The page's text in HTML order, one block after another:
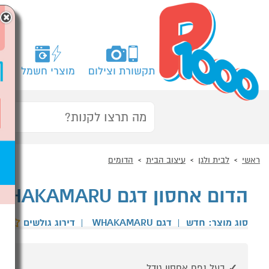
תקשורת וצילום מוצרי חשמל
ראשי לבית ולגן עיצוב הבית הדומים
הדום אחסון דגם WHAKAMARU מבית HOMAX
סוג מוצר: חדש | דגם WHAKAMARU | דירוג גולשים
×